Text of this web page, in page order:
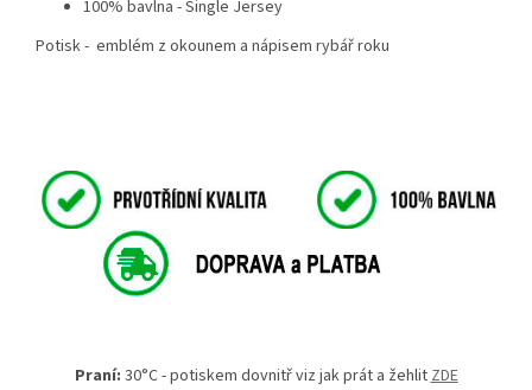
100% bavlna - Single Jersey
Potisk - emblém z okounem a nápisem rybář roku
Praní: 30°C - potiskem dovnitř viz jak prát a žehlitZDE